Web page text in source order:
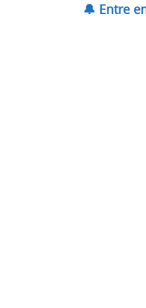
🔔 Entre